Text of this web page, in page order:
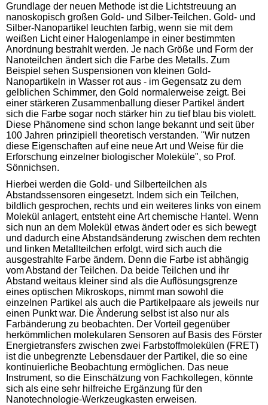
Grundlage der neuen Methode ist die Lichtstreuung an
nanoskopisch großen Gold- und Silber-Teilchen. Gold- und
Silber-Nanopartikel leuchten farbig, wenn sie mit dem
weißen Licht einer Halogenlampe in einer bestimmten
Anordnung bestrahlt werden. Je nach Größe und Form der
Nanoteilchen ändert sich die Farbe des Metalls. Zum
Beispiel sehen Suspensionen von kleinen Gold-
Nanopartikeln in Wasser rot aus - im Gegensatz zu dem
gelblichen Schimmer, den Gold normalerweise zeigt. Bei
einer stärkeren Zusammenballung dieser Partikel ändert
sich die Farbe sogar noch stärker hin zu tief blau bis violett.
Diese Phänomene sind schon lange bekannt und seit über
100 Jahren prinzipiell theoretisch verstanden. "Wir nutzen
diese Eigenschaften auf eine neue Art und Weise für die
Erforschung einzelner biologischer Moleküle", so Prof.
Sönnichsen.
Hierbei werden die Gold- und Silberteilchen als
Abstandssensoren eingesetzt. Indem sich ein Teilchen,
bildlich gesprochen, rechts und ein weiteres links von einem
Molekül anlagert, entsteht eine Art chemische Hantel. Wenn
sich nun an dem Molekül etwas ändert oder es sich bewegt
und dadurch eine Abstandsänderung zwischen dem rechten
und linken Metallteilchen erfolgt, wird sich auch die
ausgestrahlte Farbe ändern. Denn die Farbe ist abhängig
vom Abstand der Teilchen. Da beide Teilchen und ihr
Abstand weitaus kleiner sind als die Auflösungsgrenze
eines optischen Mikroskops, nimmt man sowohl die
einzelnen Partikel als auch die Partikelpaare als jeweils nur
einen Punkt war. Die Änderung selbst ist also nur als
Farbänderung zu beobachten. Der Vorteil gegenüber
herkömmlichen molekularen Sensoren auf Basis des Förster
Energietransfers zwischen zwei Farbstoffmolekülen (FRET)
ist die unbegrenzte Lebensdauer der Partikel, die so eine
kontinuierliche Beobachtung ermöglichen. Das neue
Instrument, so die Einschätzung von Fachkollegen, könnte
sich als eine sehr hilfreiche Ergänzung für den
Nanotechnologie-Werkzeugkasten erweisen.